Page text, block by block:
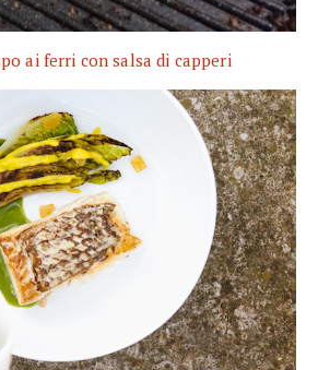
ai ferri con salsa di capperi